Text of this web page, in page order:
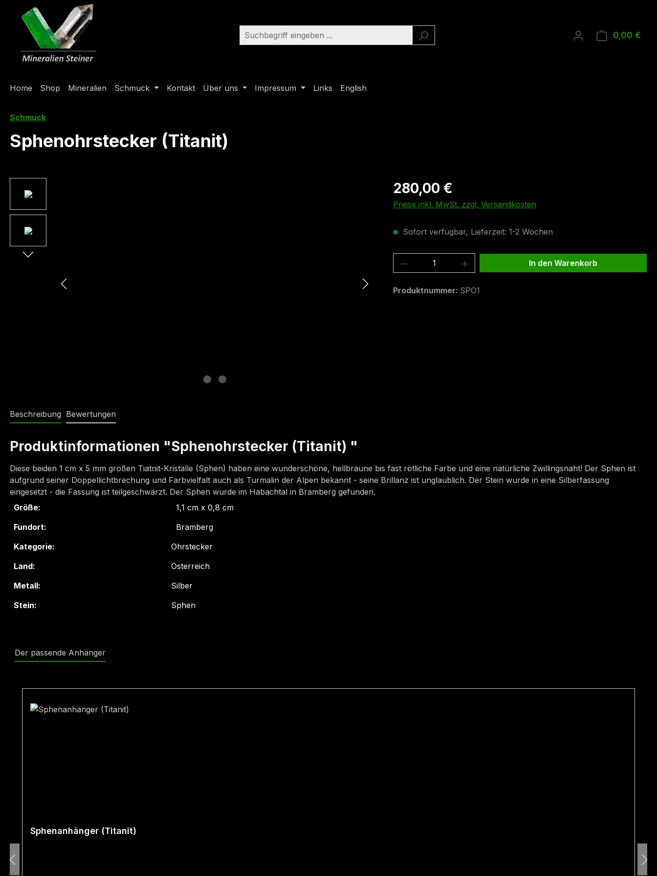
Zur Hauptnavigation springen
0,00 €
Home Shop Mineralien Schmuck Kontakt Über uns Impressum Links English
Schmuck
Sphenohrstecker (Titanit)
280,00 €
Preise inkl. MwSt. zzgl. Versandkosten
Sofort verfügbar, Lieferzeit: 1-2 Wochen
Produkt Anzahl: Gib den gewünschten Wert
In den Warenkorb
Produktnummer: SPO1
Beschreibung Bewertungen
Produktinformationen "Sphenohrstecker (Titanit) "
Diese beiden 1 cm x 5 mm großen Tiatnit-Kristalle (Sphen) haben eine wunderschöne, hellbraune bis fast rötliche Farbe und eine natürliche Zwillingsnaht! Der Sphen ist
aufgrund seiner Doppellichtbrechung und Farbvielfalt auch als Turmalin der Alpen bekannt - seine Brillanz ist unglaublich. Der Stein wurde in eine Silberfassung
eingesetzt - die Fassung ist teilgeschwärzt. Der Sphen wurde im Habachtal in Bramberg gefunden.
Größe:
1,1 cm x 0,8 cm
Fundort:
Bramberg
Kategorie:
Ohrstecker
Land:
Österreich
Metall:
Silber
Stein:
Sphen
Der passende Anhänger
Sphenanhänger (Titanit)